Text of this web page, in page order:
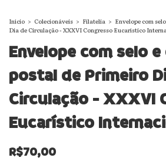
Início > Colecionáveis > Filatelia > Envelope com
Dia de Circulação - XXXVI Congresso Eucarístico
Envelope com selo
postal de Primeiro
Circulação - XXXVI
Eucarístico
R$70,00